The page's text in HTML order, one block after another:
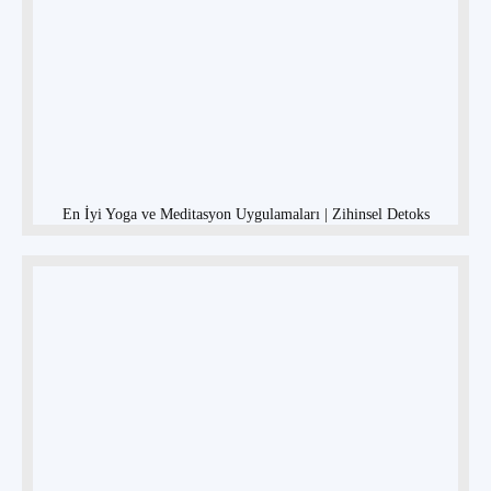
En İyi Yoga ve Meditasyon Uygulamaları | Zihinsel Detoks